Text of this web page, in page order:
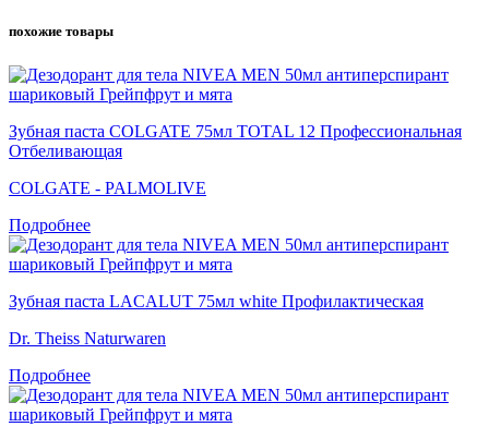
похожие товары
Зубная паста COLGATE 75мл TOTAL 12 Профессиональная
Отбеливающая
COLGATE - PALMOLIVE
Подробнее
Зубная паста LACALUT 75мл white Профилактическая
Dr. Theiss Naturwaren
Подробнее